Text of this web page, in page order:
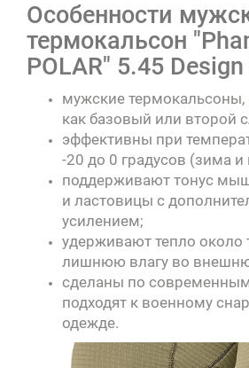
Особенности
термокальсон
POLAR" 5.45 Design
мужские термокальсоны,
как базовый или второй
эффективны при
-20 до 0 градусов (зима
поддерживают тонус
и ластовицы с
усилением;
удерживают тепло около
лишнюю влагу во
сделаны по
подходят к военному
одежде.